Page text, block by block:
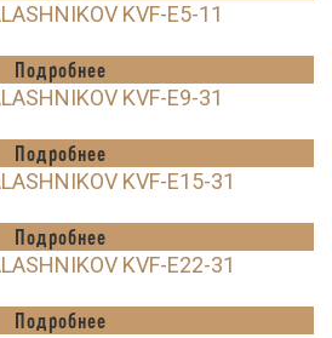
KVF-E5-11
Подробнее
KVF-E9-31
Подробнее
KVF-E15-31
Подробнее
KVF-E22-31
Подробнее